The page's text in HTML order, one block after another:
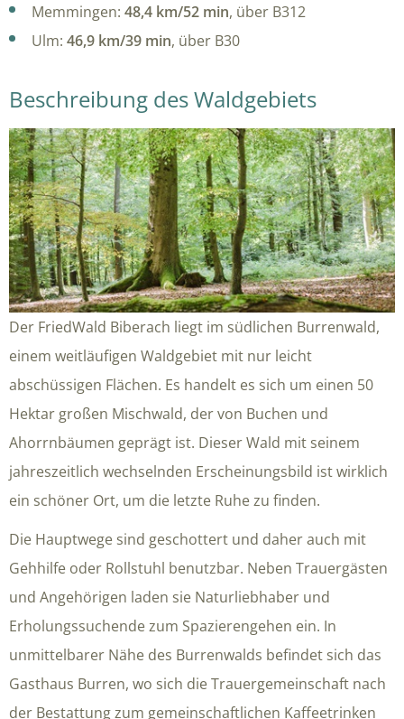
Memmingen: 48,4 km/52 min, über B312
Ulm: 46,9 km/39 min, über B30
Beschreibung des Waldgebiets
Der FriedWald Biberach liegt im südlichen Burrenwald,
einem weitläufigen Waldgebiet mit nur leicht
abschüssigen Flächen. Es handelt es sich um einen 50
Hektar großen Mischwald, der von Buchen und
Ahorrnbäumen geprägt ist. Dieser Wald mit seinem
jahreszeitlich wechselnden Erscheinungsbild ist wirklich
ein schöner Ort, um die letzte Ruhe zu finden.
Die Hauptwege sind geschottert und daher auch mit
Gehhilfe oder Rollstuhl benutzbar. Neben Trauergästen
und Angehörigen laden sie Naturliebhaber und
Erholungssuchende zum Spazierengehen ein. In
unmittelbarer Nähe des Burrenwalds befindet sich das
Gasthaus Burren, wo sich die Trauergemeinschaft nach
der Bestattung zum gemeinschaftlichen Kaffeetrinken